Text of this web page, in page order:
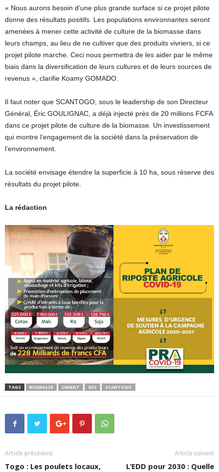
« Nous aurons besoin d’une plus grande surface si ce projet pilote
donne des résultats positifs. Les populations environnantes seront
amenées à mener cette activité de culture de la biomasse dans
leurs champs, au lieu de ne cultiver que des produits vivriers, si ce
projet pilote marche. Ceci nous permettra de les aider par le même
biais dans la diversification de leurs cultures et de leurs sources de
revenus », clarifie Koamy GOMADO
Il faut noter que SCANTOGO , sous le leadership de son Directeur
Général, Éric GOULIGNAC , a déjà injecté près de 20 millions FCFA
dans ce projet pilote de culture de la biomasse. Un investissement
qui montre l’engagement de la société dans la préservation de
l’environnement.
La société envisage étendre la superficie à 10 ha, sous réserve des
résultats du projet pilote.
La rédaction
TAGS BIOMASSE CIMENT GES SCANTOGO
Article précédent
Togo : Les poulets locaux,
Article suivant
L’EDD pour 2030 : Quelle